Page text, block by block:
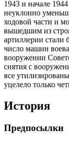
1943 и начале
неуклонно
ходовой части и
вышедшим из
артиллерии
число машин
вооружении
снятия с
все
уцелело только
История
Предпосылки